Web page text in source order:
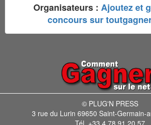
Organisateurs : Ajoutez et
concours sur
© PLUG'N PRESS
3 rue du Lurin 69650 Saint-Germain-